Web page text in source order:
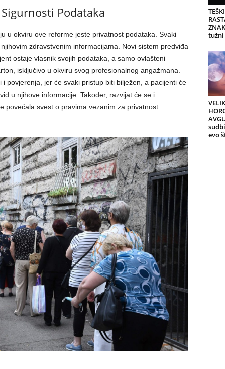
Podataka
u okviru ove reforme jeste privatnost podataka. Svaki
zdravstvenim informacijama. Novi sistem predviđa
ostaje vlasnik svojih podataka, a samo ovlašteni
isključivo u okviru svog profesionalnog angažmana.
povjerenja, jer će svaki pristup biti bilježen, a pacijenti će
u njihove informacije. Također, razvijat će se i
povećala svest o pravima vezanim za privatnost
evo